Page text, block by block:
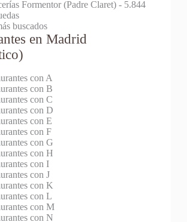
Formentor (Padre Claret)- 5.844
buscados
en Madrid
con A
con B
con C
con D
con E
con F
con G
con H
con I
con J
con K
con L
con M
con N